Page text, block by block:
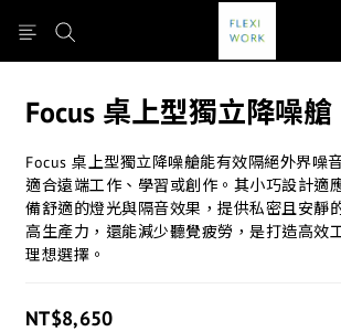
Focus 桌上型獨立降噪艙
Focus 桌上型獨立降噪艙能有效隔絕外界噪
適合遠端工作、學習或創作。其小巧設計適
備舒適的燈光與隔音效果，提供私密且安靜
高生產力，還能減少聽覺疲勞，是打造高效
理想選擇。
NT$8,650